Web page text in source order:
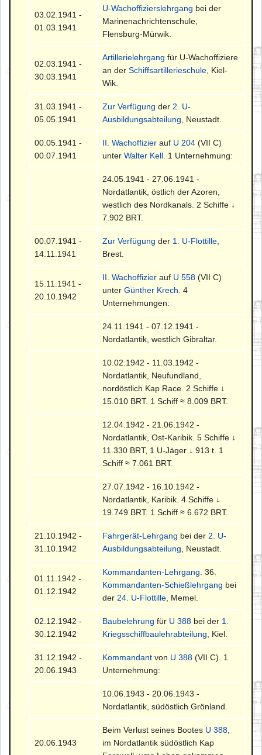
03.02.1941 -
01.03.1941
U-Wachoffizierslehrgang bei der
Marinenachrichtenschule,
Flensburg-Mürwik.
02.03.1941 -
30.03.1941
Artillerielehrgang für U-Wachoffiziere
an derSchiffsartillerieschule , Kiel-
Wik.
31.03.1941 -
05.05.1941
Zur Verfügung der 2. U-
Ausbildungsabteilung , Neustadt.
00.05.1941 -
00.07.1941
II. Wachoffizier auf U 204 (VII C)
unterWalter Kell . 1 Unternehmung:
24.05.1941 - 27.06.1941 -
Nordatlantik, östlich der Azoren,
westlich des Nordkanals. 2 Schiffe ↓
7.902 BRT.
00.07.1941 -
14.11.1941
Zur Verfügung der 1. U-Flottille
Brest.
15.11.1941 -
20.10.1942
II. Wachoffizier auf U 558 (VII C)
unterGünther Krech . 4
Unternehmungen:
24.11.1941 - 07.12.1941 -
Nordatlantik, westlich Gibraltar.
10.02.1942 - 11.03.1942 -
Nordatlantik, Neufundland,
nordöstlich Kap Race. 2 Schiffe ↓
15.010 BRT. 1 Schiff ≈ 8.009 BRT.
12.04.1942 - 21.06.1942 -
Nordatlantik, Ost-Karibik. 5 Schiffe ↓
11.330 BRT, 1 U-Jäger ↓ 913 t. 1
Schiff ≈ 7.061 BRT.
27.07.1942 - 16.10.1942 -
Nordatlantik, Karibik. 4 Schiffe ↓
19.749 BRT. 1 Schiff ≈ 6.672 BRT.
21.10.1942 -
31.10.1942
Fahrgerät-Lehrgang bei der 2. U-
Ausbildungsabteilung , Neustadt.
01.11.1942 -
01.12.1942
Kommandanten-Lehrgang . 36.
Kommandanten-Schießlehrgang bei
der 24. U-Flottille , Memel.
02.12.1942 -
30.12.1942
Baubelehrung für U 388 bei der 1.
Kriegsschiffbaulehrabteilung , Kiel.
31.12.1942 -
20.06.1943
Kommandant von U 388 (VII C). 1
Unternehmung:
10.06.1943 - 20.06.1943 -
Nordatlantik, südöstlich Grönland.
20.06.1943
Beim Verlust seines Bootes U 388
im Nordatlantik südöstlich Kap